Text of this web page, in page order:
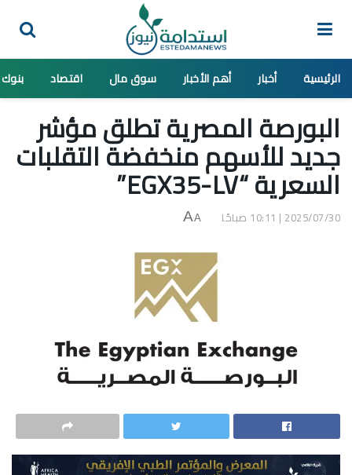
الرئيسية أخبار أهم الأخبار سوق مال اقتصاد بنوك
البورصة المصرية تطلق مؤشر
جديد للأسهم منخفضة التقلبات
السعرية “EGX35-LV”
2025/07/30 | 10:11 صباحًا A
A